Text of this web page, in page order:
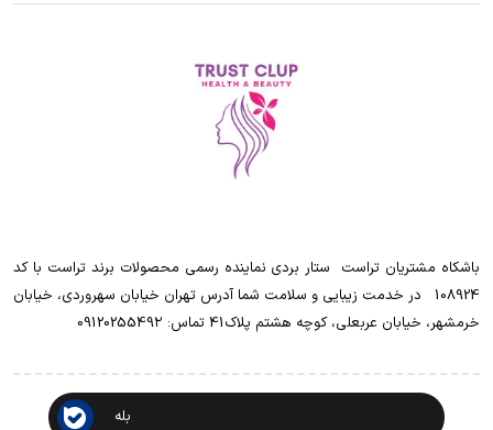
باشکاه مشتریان تراست ‌ ‌ستار بردی نماینده رسمی محصولات برند تراست با کد
108924 ‌ ‌ در خدمت زیبایی و سلامت شما آدرس تهران خیابان سهروردی، خیابان
خرمشهر، خیابان عربعلی، کوچه هشتم پلاک41 تماس: 0912025549۲
بله